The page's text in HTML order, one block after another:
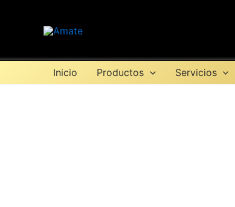
contenido
Inicio Productos Servicios